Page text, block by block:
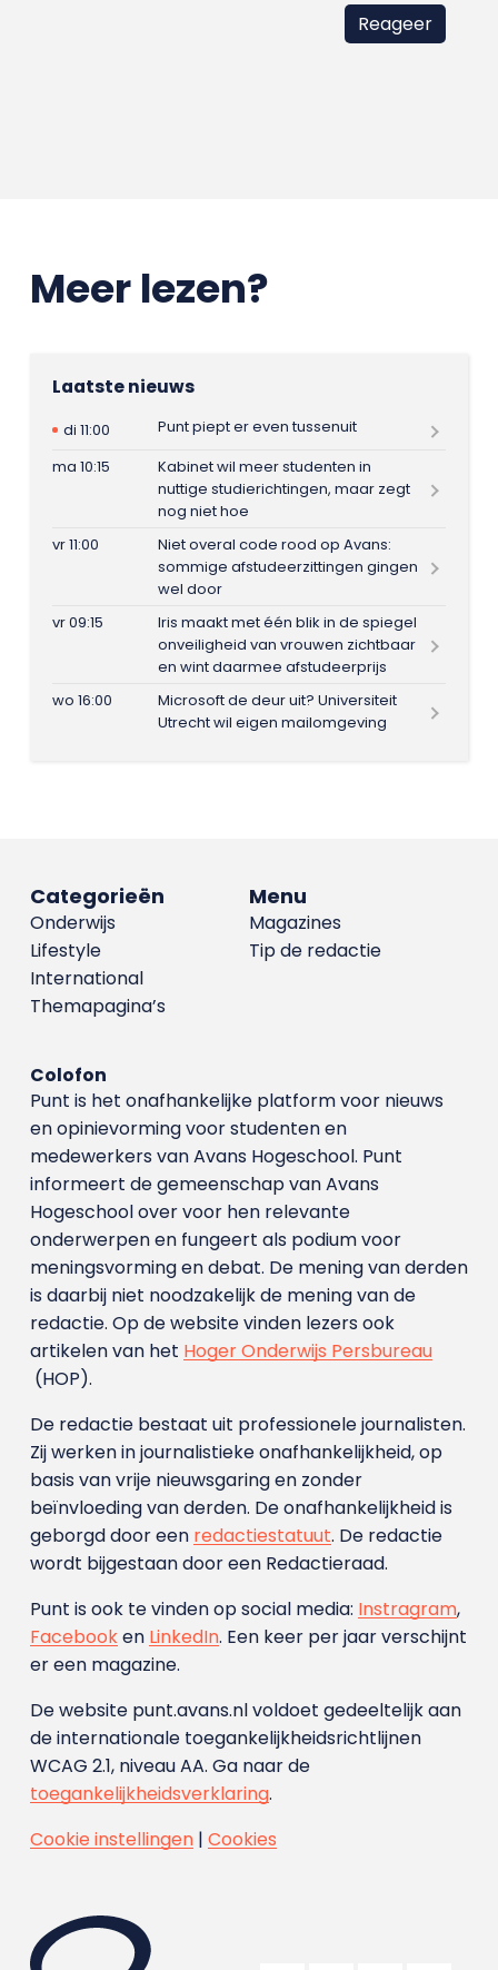
Meer lezen?
Laatste nieuws
di 11:00
Punt piept er even tussenuit
ma 10:15
Kabinet wil meer studenten in
nuttige studierichtingen, maar zegt
nog niet hoe
vr 11:00
Niet overal code rood op Avans:
sommige afstudeerzittingen gingen
wel door
vr 09:15
Iris maakt met één blik in de spiegel
onveiligheid van vrouwen zichtbaar
en wint daarmee afstudeerprijs
wo 16:00
Microsoft de deur uit? Universiteit
Utrecht wil eigen mailomgeving
Menu
Magazines
Tip de redactie
Categorieën
Onderwijs
Lifestyle
International
Themapagina’s
Colofon
Punt is het onafhankelijke platform voor nieuws
en opinievorming voor studenten en
medewerkers van Avans Hoge­school. Punt
informeert de gemeenschap van Avans
Hogeschool over voor hen relevante
onderwerpen en fungeert als podium voor
meningsvorming en debat. De mening van derden
is daarbij niet noodzakelijk de mening van de
redactie. Op de website vinden lezers ook
artikelen van het Hoger Onderwijs Persbureau
(HOP).
De redactie bestaat uit professionele journalisten.
Zij werken in journalistieke onafhankelijkheid, op
basis van vrije nieuwsgaring en zonder
beïnvloeding van derden. De onafhankelijkheid is
geborgd door een redactiestatuut. De redactie
wordt bijgestaan door een Redactieraad.
Punt is ook te vinden op social media: Instragram,
Facebooken LinkedIn. Een keer per jaar verschijnt
er een magazine.
De website punt.avans.nl voldoet gedeeltelijk aan
de internationale toegankelijkheidsrichtlijnen
WCAG 2.1, niveau AA. Ga naar de
toegankelijkheidsverklaring.
Cookie instellingen| Cookies